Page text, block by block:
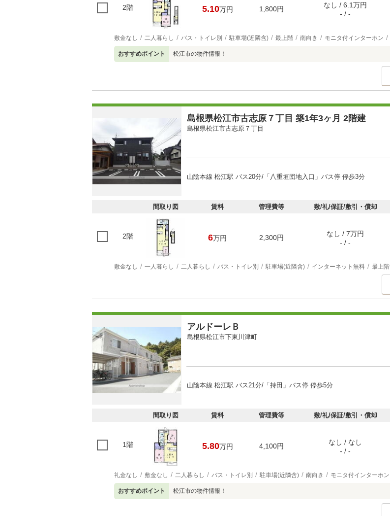
2階 5.10万円 1,800円
なし / 6.1万円
- / -
敷金なし 二人暮らし バス・トイレ別 駐車場(近隣含) 最上階 南向き モニタ付インターホン
おすすめポイント 松江市の物件情報！
島根県松江市古志原７丁目 築1年3ヶ月 2階建
島根県松江市古志原７丁目
山陰本線 松江駅 バス20分/「八重垣団地入口」バス停 停歩3分
間取り図 賃料 管理費等 敷/礼/保証/敷引・償却
2階 6万円 2,300円
なし / 7万円
- / -
敷金なし 一人暮らし 二人暮らし バス・トイレ別 駐車場(近隣含) インターネット無料 最上階
アルドーレＢ
島根県松江市下東川津町
山陰本線 松江駅 バス21分/「持田」バス停 停歩5分
間取り図 賃料 管理費等 敷/礼/保証/敷引・償却
1階 5.80万円 4,100円
なし / なし
- / -
礼金なし 敷金なし 二人暮らし バス・トイレ別 駐車場(近隣含) 南向き モニタ付インターホン
おすすめポイント 松江市の物件情報！